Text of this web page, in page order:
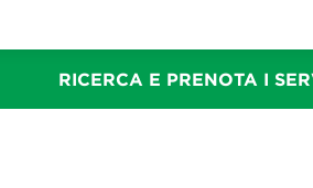
RICERCA E PRENOTA I